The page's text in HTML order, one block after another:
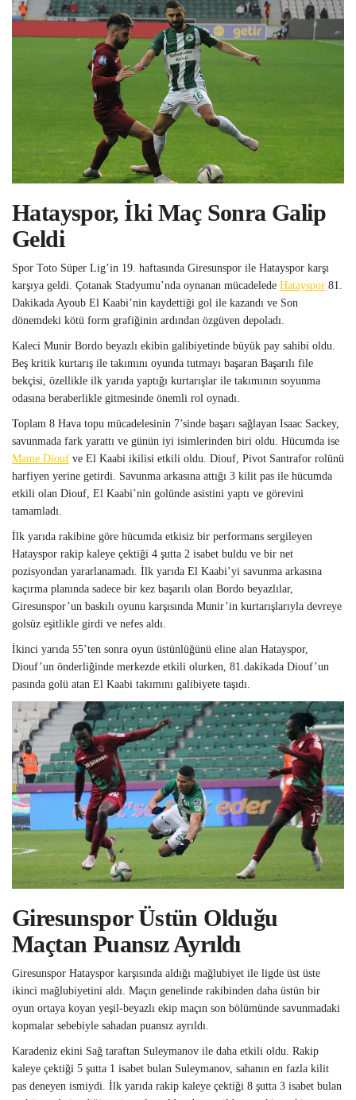
Hatayspor, İki Maç Sonra Galip
Geldi
Spor Toto Süper Lig’in 19. haftasında Giresunspor ile Hatayspor karşı
karşıya geldi. Çotanak Stadyumu’nda oynanan mücadelede Hatayspor 81.
Dakikada Ayoub El Kaabi’nin kaydettiği gol ile kazandı ve Son
dönemdeki kötü form grafiğinin ardından özgüven depoladı.
Kaleci Munir Bordo beyazlı ekibin galibiyetinde büyük pay sahibi oldu.
Beş kritik kurtarış ile takımını oyunda tutmayı başaran Başarılı file
bekçisi, özellikle ilk yarıda yaptığı kurtarışlar ile takımının soyunma
odasına beraberlikle gitmesinde önemli rol oynadı.
Toplam 8 Hava topu mücadelesinin 7’sinde başarı sağlayan Isaac Sackey,
savunmada fark yarattı ve günün iyi isimlerinden biri oldu. Hücumda ise
Mame Diouf ve El Kaabi ikilisi etkili oldu. Diouf, Pivot Santrafor rolünü
harfiyen yerine getirdi. Savunma arkasına attığı 3 kilit pas ile hücumda
etkili olan Diouf, El Kaabi’nin golünde asistini yaptı ve görevini
tamamladı.
İlk yarıda rakibine göre hücumda etkisiz bir performans sergileyen
Hatayspor rakip kaleye çektiği 4 şutta 2 isabet buldu ve bir net
pozisyondan yararlanamadı. İlk yarıda El Kaabi’yi savunma arkasına
kaçırma planında sadece bir kez başarılı olan Bordo beyazlılar,
Giresunspor’un baskılı oyunu karşısında Munir’in kurtarışlarıyla devreye
golsüz eşitlikle girdi ve nefes aldı.
İkinci yarıda 55’ten sonra oyun üstünlüğünü eline alan Hatayspor,
Diouf’un önderliğinde merkezde etkili olurken, 81.dakikada Diouf’un
pasında golü atan El Kaabi takımını galibiyete taşıdı.
Giresunspor Üstün Olduğu
Maçtan Puansız Ayrıldı
Giresunspor Hatayspor karşısında aldığı mağlubiyet ile ligde üst üste
ikinci mağlubiyetini aldı. Maçın genelinde rakibinden daha üstün bir
oyun ortaya koyan yeşil-beyazlı ekip maçın son bölümünde savunmadaki
kopmalar sebebiyle sahadan puansız ayrıldı.
Karadeniz ekini Sağ taraftan Suleymanov ile daha etkili oldu. Rakip
kaleye çektiği 5 şutta 1 isabet bulan Suleymanov, sahanın en fazla kilit
pas deneyen ismiydi. İlk yarıda rakip kaleye çektiği 8 şutta 3 isabet bulan